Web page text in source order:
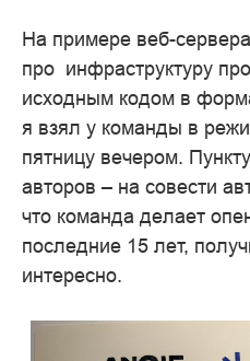
На примере веб-
про инфраструктуру
исходным кодом в
я взял у команды в
пятницу вечером.
авторов – на совести
что команда делает
последние 15 лет,
интересно.